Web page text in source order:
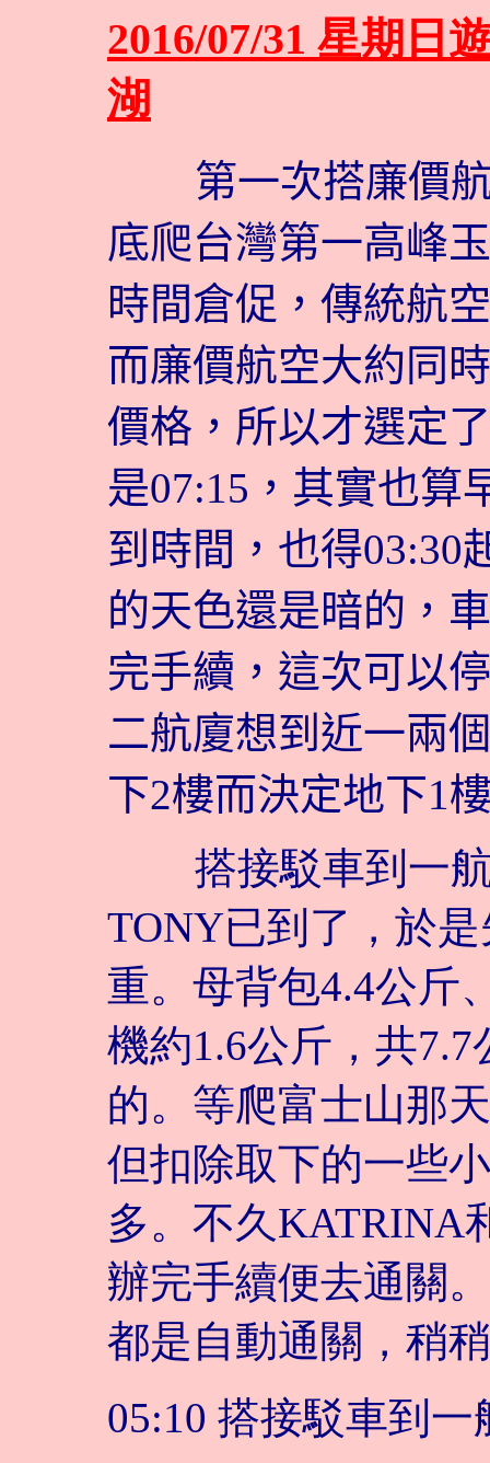
2016/07/31 星期日
湖
第一次搭廉價航
底爬台灣第一高峰
時間倉促，傳統航
而廉價航空大約同
價格，所以才選定
是07:15，其實也算
到時間，也得03:30
的天色還是暗的，
完手續，這次可以
二航廈想到近一兩
下2樓而決定地下1
搭接駁車到一航
TONY已到了，於
重。母背包4.4公斤
機約1.6公斤，共
的。等爬富士山那
但扣除取下的一些
多。不久KATRINA
辦完手續便去通關
都是自動通關，稍
05:10 搭接駁車到一